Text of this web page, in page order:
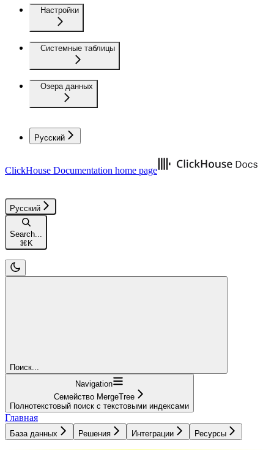
Настройки
Системные таблицы
Озера данных
Русский
ClickHouse Documentation home page
Русский
Search...
⌘K
Поиск...
Navigation
Семейство MergeTree
Полнотекстовый поиск с текстовыми индексами
Главная
База данных Решения Интеграции Ресурсы